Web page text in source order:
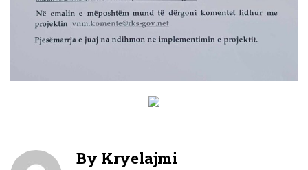
By Kryelajmi